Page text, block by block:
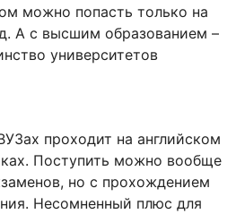
можно попасть только на
А с высшим образованием –
университетов
проходит на английском
Поступить можно вообще
но с прохождением
Несомненный плюс для